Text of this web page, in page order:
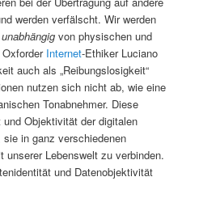
werden verfälscht. Wir werden
unabhängig von physischen und
Internet-Ethiker Luciano
auch als „Reibungslosigkeit“
nutzen sich nicht ab, wie eine
Tonabnehmer. Diese
Objektivität der digitalen
in ganz verschiedenen
Lebenswelt zu verbinden.
und Datenobjektivität